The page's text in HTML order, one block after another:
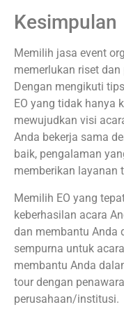
Kesimpulan
Memilih jasa event
memerlukan riset
Dengan mengikuti
EO yang tidak hanya
mewujudkan visi
Anda bekerja sama
baik, pengalaman
memberikan layanan
Memilih EO yang
keberhasilan acara
dan membantu Anda
sempurna untuk
membantu Anda
tour dengan
perusahaan/institusi.